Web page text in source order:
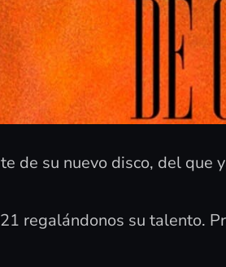
de su nuevo disco, del que
regalándonos su talento.